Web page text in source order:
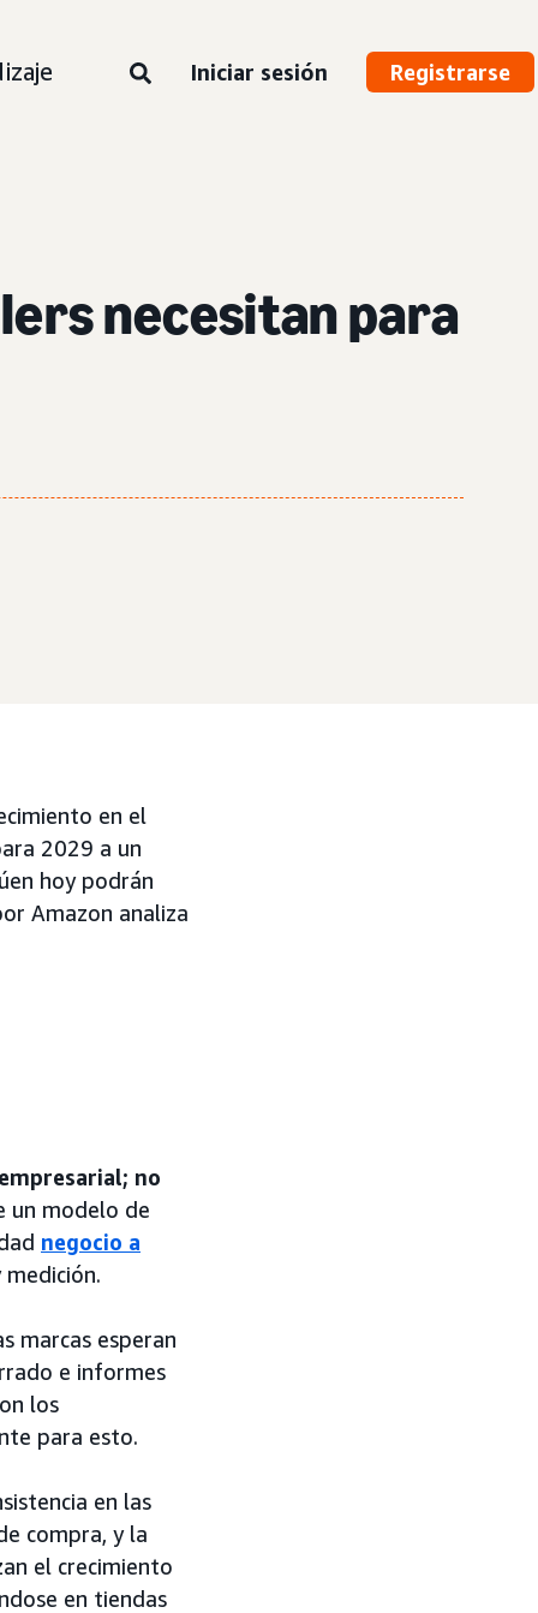
Iniciar sesión Registrarse
necesitan para
en el
2029 a un
hoy podrán
Amazon analiza
no
un modelo de
negocio a
marcas esperan
e informes
los
para esto.
en las
compra, y la
el crecimiento
en tiendas